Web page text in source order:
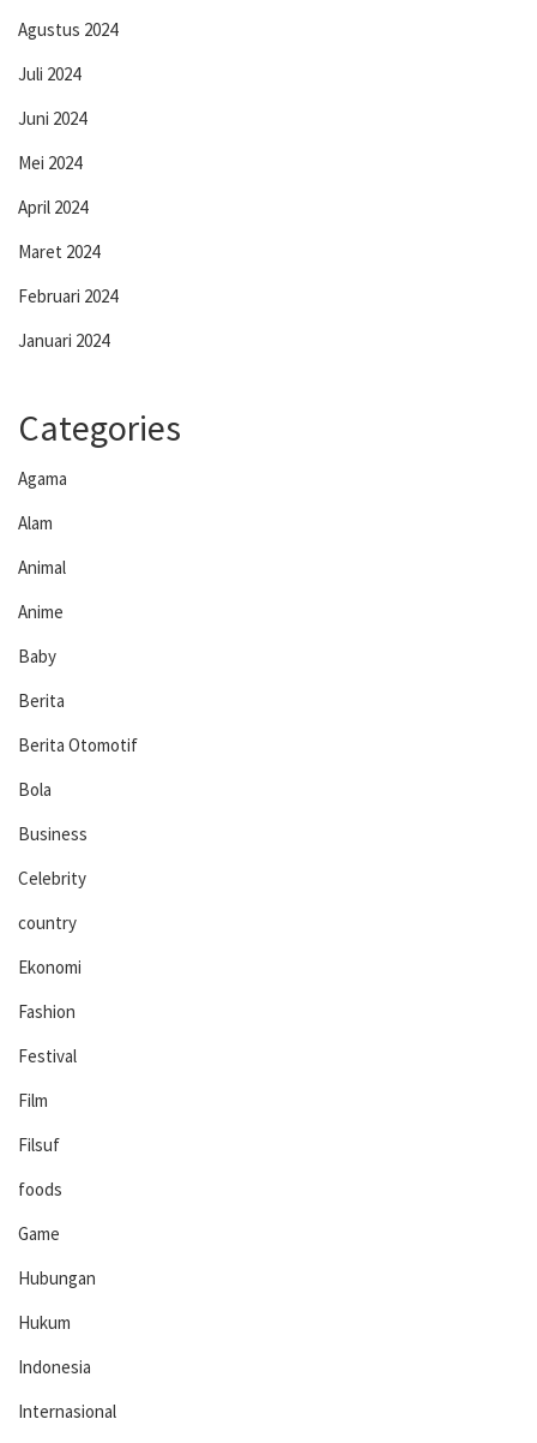
Agustus 2024
Juli 2024
Juni 2024
Mei 2024
April 2024
Maret 2024
Februari 2024
Januari 2024
Categories
Agama
Alam
Animal
Anime
Baby
Berita
Berita Otomotif
Bola
Business
Celebrity
country
Ekonomi
Fashion
Festival
Film
Filsuf
foods
Game
Hubungan
Hukum
Indonesia
Internasional